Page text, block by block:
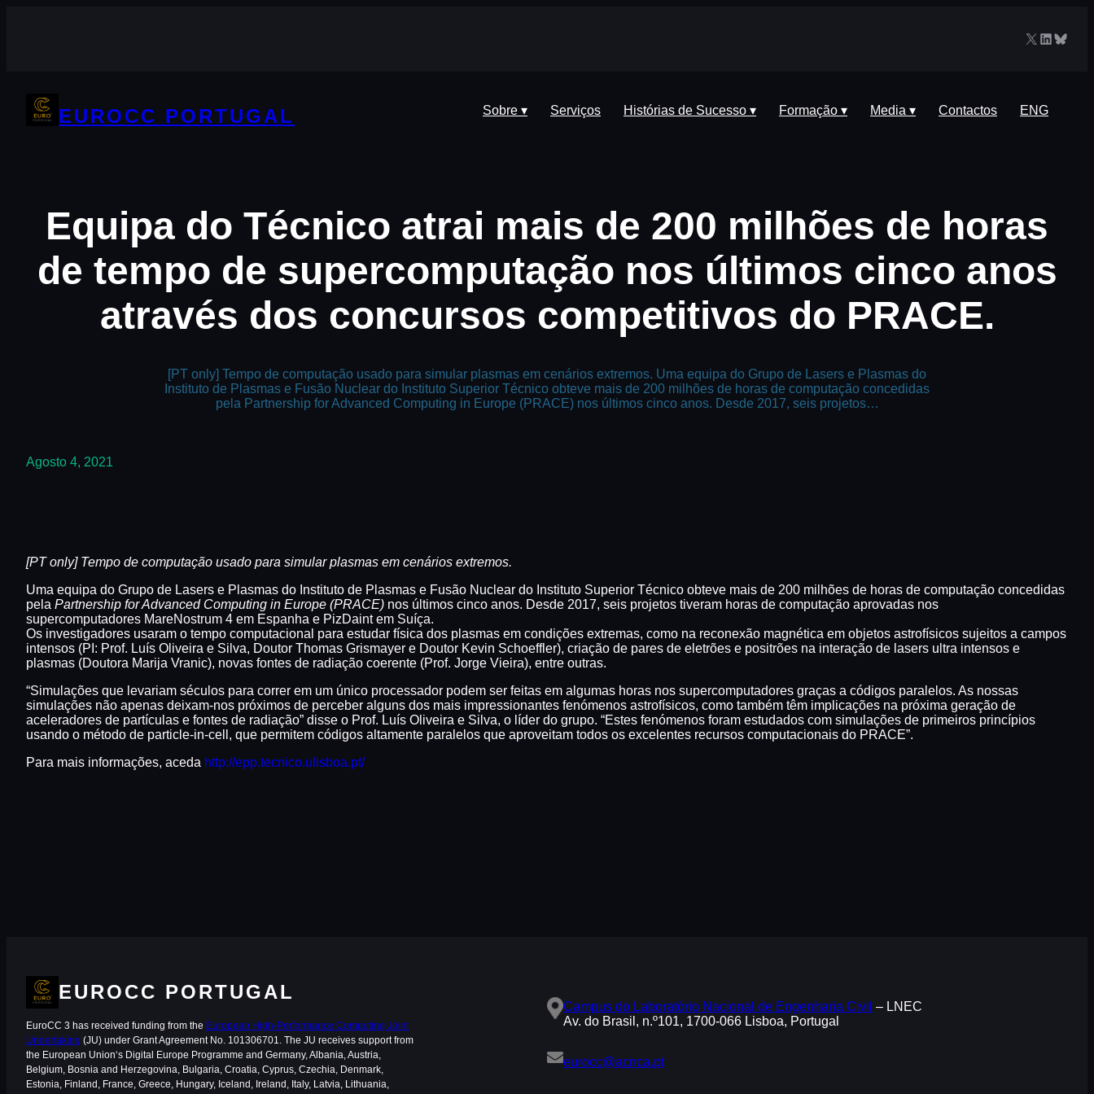
X LinkedIn
EUROCC PORTUGAL Sobre ▾ Serviços Histórias de Sucesso ▾ Formação ▾ Media ▾ Contactos ENG
Equipa do Técnico atrai mais de 200 milhões de horas
de tempo de supercomputação nos últimos cinco anos
através dos concursos competitivos do PRACE.
[PT only] Tempo de computação usado para simular plasmas em cenários extremos. Uma equipa do Grupo de Lasers e Plasmas do
Instituto de Plasmas e Fusão Nuclear do Instituto Superior Técnico obteve mais de 200 milhões de horas de computação concedidas
pela Partnership for Advanced Computing in Europe (PRACE) nos últimos cinco anos. Desde 2017, seis projetos…
Agosto 4, 2021
[PT only] Tempo de computação usado para simular plasmas em cenários extremos.
Uma equipa do Grupo de Lasers e Plasmas do Instituto de Plasmas e Fusão Nuclear do Instituto Superior Técnico obteve mais de 200 milhões de horas de computação concedidas
pela Partnership for Advanced Computing in Europe (PRACE) nos últimos cinco anos. Desde 2017, seis projetos tiveram horas de computação aprovadas nos
supercomputadores MareNostrum 4 em Espanha e PizDaint em Suíça.
Os investigadores usaram o tempo computacional para estudar física dos plasmas em condições extremas, como na reconexão magnética em objetos astrofísicos sujeitos a campos
intensos (PI: Prof. Luís Oliveira e Silva, Doutor Thomas Grismayer e Doutor Kevin Schoeffler), criação de pares de eletrões e positrões na interação de lasers ultra intensos e
plasmas (Doutora Marija Vranic), novas fontes de radiação coerente (Prof. Jorge Vieira), entre outras.
“Simulações que levariam séculos para correr em um único processador podem ser feitas em algumas horas nos supercomputadores graças a códigos paralelos. As nossas
simulações não apenas deixam-nos próximos de perceber alguns dos mais impressionantes fenómenos astrofísicos, como também têm implicações na próxima geração de
aceleradores de partículas e fontes de radiação” disse o Prof. Luís Oliveira e Silva, o líder do grupo. “Estes fenómenos foram estudados com simulações de primeiros princípios
usando o método de particle-in-cell, que permitem códigos altamente paralelos que aproveitam todos os excelentes recursos computacionais do PRACE”.
Para mais informações, aceda http://epp.tecnico.ulisboa.pt/
EUROCC PORTUGAL
EuroCC 3 has received funding from the European High-Performance Computing Joint
Undertaking (JU) under Grant Agreement No. 101306701. The JU receives support from
the European Union‘s Digital Europe Programme and Germany, Albania, Austria,
Belgium, Bosnia and Herzegovina, Bulgaria, Croatia, Cyprus, Czechia, Denmark,
Estonia, Finland, France, Greece, Hungary, Iceland, Ireland, Italy, Latvia, Lithuania,
Campus do Laboratório Nacional de Engenharia Civil – LNEC
Av. do Brasil, n.º101, 1700-066 Lisboa, Portugal
eurocc@acnca.pt